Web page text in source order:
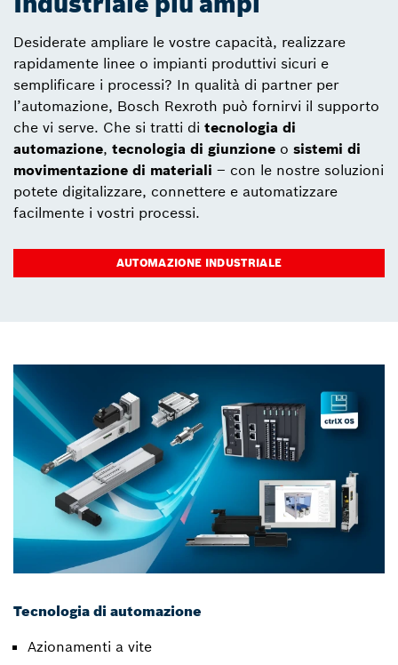
Desiderate ampliare le vostre capacità, realizzare
rapidamente linee o impianti produttivi sicuri e
semplificare i processi? In qualità di partner per
l’automazione, Bosch Rexroth può fornirvi il supporto
che vi serve. Che si tratti di tecnologia di
automazione, tecnologia di giunzione o sistemi di
movimentazione di materiali – con le nostre soluzioni
potete digitalizzare, connettere e automatizzare
facilmente i vostri processi.
AUTOMAZIONE INDUSTRIALE
Tecnologia di automazione
Azionamenti a vite